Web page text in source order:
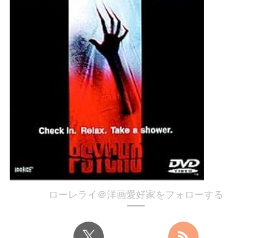
ローレライ＠洋画愛好家をフォローする